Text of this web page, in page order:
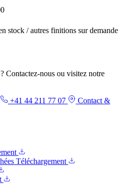
stock / autres finitions sur demande
Contactez-nous ou visitez notre
+41 44 211 77 07
Contact &
Téléchargement